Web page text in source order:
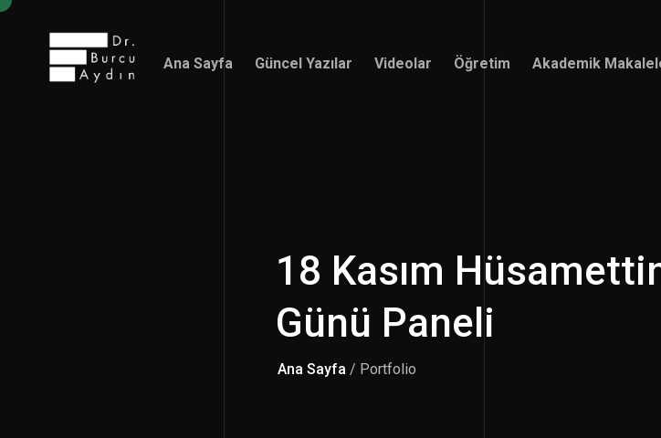
Ana Sayfa Güncel Yazılar Videolar Öğretim Akademik
18 Kasım
Günü Paneli
Ana Sayfa / Portfolio